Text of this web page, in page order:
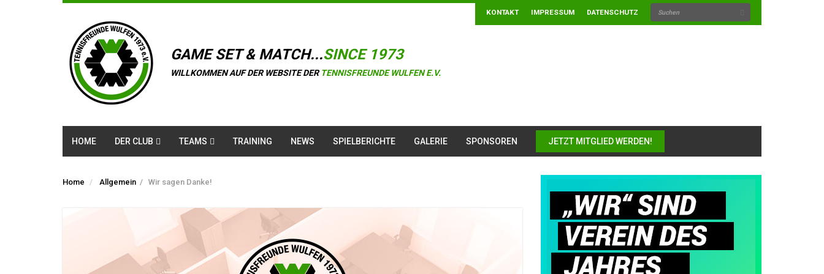
KONTAKT IMPRESSUM DATENSCHUTZ
GAME SET & MATCH...SINCE 1973
WILLKOMMEN AUF DER WEBSITE DER TENNISFREUNDE WULFEN E.V.
HOME DER CLUB TEAMS TRAINING NEWS SPIELBERICHTE GALERIE SPONSOREN JETZT MITGLIED WERDEN!
Home Allgemein / Wir sagen Danke!